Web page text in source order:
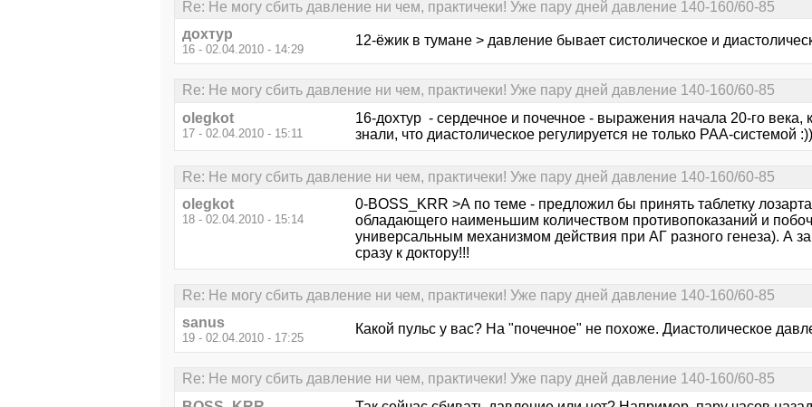
Re: Не могу сбить давление ни чем, практичеки! Уже пару дней давление 140-160/60-85
дохтур
16 - 02.04.2010 - 14:29
12-ёжик в тумане > давление бывает систолическое и
Re: Не могу сбить давление ни чем, практичеки! Уже пару дней давление 140-160/60-85
olegkot
17 - 02.04.2010 - 15:11
16-дохтур - сердечное и почечное - выражения начала 20-го века,
знали, что диастолическое регулируется не только РАА-системой :))
Re: Не могу сбить давление ни чем, практичеки! Уже пару дней давление 140-160/60-85
olegkot
18 - 02.04.2010 - 15:14
0-BOSS_KRR >А по теме - предложил бы принять таблетку
обладающего наименьшим количеством противопоказаний и
универсальным механизмом действия при АГ разного генеза). А
сразу к доктору!!!
Re: Не могу сбить давление ни чем, практичеки! Уже пару дней давление 140-160/60-85
sanus
19 - 02.04.2010 - 17:25
Какой пульс у вас? На "почечное" не похоже. Диастолическое
Re: Не могу сбить давление ни чем, практичеки! Уже пару дней давление 140-160/60-85